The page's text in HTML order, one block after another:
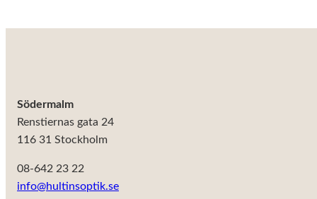
Södermalm
Renstiernas gata 24
116 31 Stockholm
08-642 23 22
info@hultinsoptik.se
de här
kakorna
kommer viss
funktionalitet
från
hemsidan.